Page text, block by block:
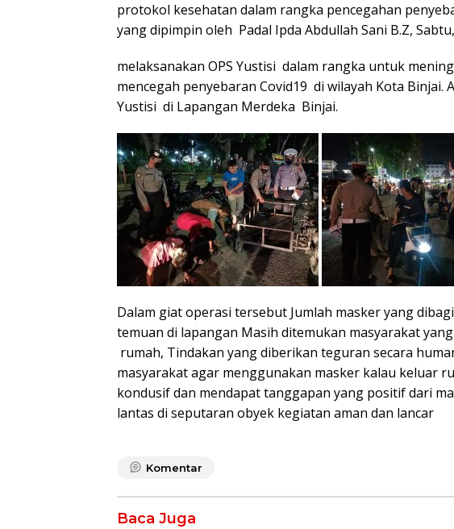
protokol kesehatan dalam rangka pencegahan
yang dipimpin oleh Padal Ipda Abdullah Sani B.Z,
melaksanakan OPS Yustisi dalam rangka untuk
mencegah penyebaran Covid19 di wilayah Kota Binjai.
Yustisi di Lapangan Merdeka Binjai.
Dalam giat operasi tersebut Jumlah masker yang
temuan di lapangan Masih ditemukan masyarakat
rumah, Tindakan yang diberikan teguran secara
masyarakat agar menggunakan masker kalau keluar
kondusif dan mendapat tanggapan yang positif dari
lantas di seputaran obyek kegiatan aman dan lancar
Komentar
Baca Juga